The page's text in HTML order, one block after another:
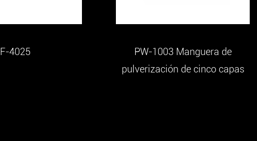
F-4025
PW-1003 Manguera de
pulverización de cinco capas